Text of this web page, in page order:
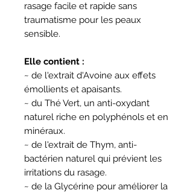
rasage facile et rapide sans
traumatisme pour les peaux
sensible.
Elle contient :
~ de l'extrait d'Avoine aux effets
émollients et apaisants.
~ du Thé Vert, un anti-oxydant
naturel riche en polyphénols et en
minéraux.
~ de l'extrait de Thym, anti-
bactérien naturel qui prévient les
irritations du rasage.
~ de la Glycérine pour améliorer la